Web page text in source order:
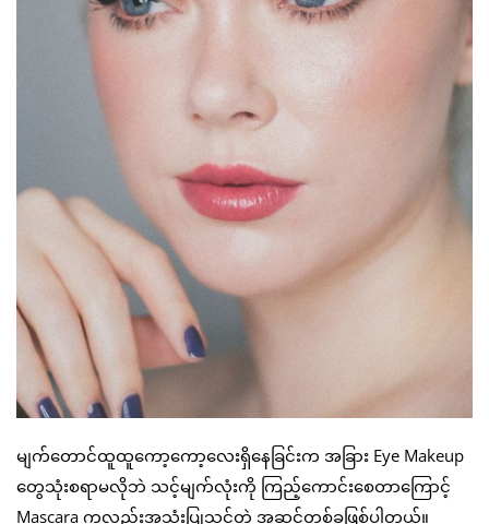
မျက်တောင်ထူထူကော့ကော့လေးရှိနေခြင်းက အခြား Eye Makeup
တွေသုံးစရာမလိုဘဲ သင့်မျက်လုံးကို ကြည့်ကောင်းစေတာကြောင့်
Mascara ကလည်းအသုံးပြုသင့်တဲ့ အဆင့်တစ်ခုဖြစ်ပါတယ်။